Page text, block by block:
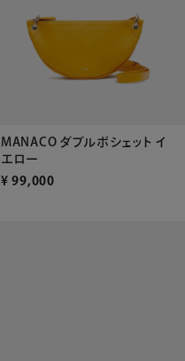
MANACO ダブルポシェット イ
エロー
¥ 99,000